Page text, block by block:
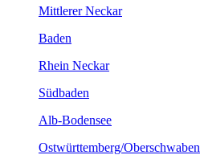
Mittlerer Neckar
Baden
Rhein Neckar
Südbaden
Alb-Bodensee
Ostwürttemberg/Oberschwaben